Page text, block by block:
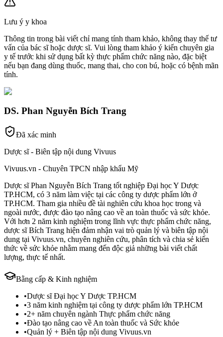
Lưu ý y khoa
Thông tin trong bài viết chỉ mang tính tham khảo, không thay thế tư
vấn của bác sĩ hoặc dược sĩ. Vui lòng tham khảo ý kiến chuyên gia
y tế trước khi sử dụng bất kỳ thực phẩm chức năng nào, đặc biệt
nếu bạn đang dùng thuốc, mang thai, cho con bú, hoặc có bệnh mãn
tính.
DS. Phan Nguyễn Bích Trang
Đã xác minh
Dược sĩ - Biên tập nội dung Vivuus
Vivuus.vn - Chuyên TPCN nhập khẩu Mỹ
Dược sĩ Phan Nguyễn Bích Trang tốt nghiệp Đại học Y Dược
TP.HCM, có 3 năm làm việc tại các công ty dược phẩm lớn ở
TP.HCM. Tham gia nhiều đề tài nghiên cứu khoa học trong và
ngoài nước, được đào tạo nâng cao về an toàn thuốc và sức khỏe.
Với hơn 2 năm kinh nghiệm trong lĩnh vực thực phẩm chức năng,
dược sĩ Bích Trang hiện đảm nhận vai trò quản lý và biên tập nội
dung tại Vivuus.vn, chuyên nghiên cứu, phân tích và chia sẻ kiến
thức về sức khỏe nhằm mang đến độc giả những bài viết chất
lượng, thực tế nhất.
Bằng cấp & Kinh nghiệm
•Dược sĩ Đại học Y Dược TP.HCM
•3 năm kinh nghiệm tại công ty dược phẩm lớn TP.HCM
•2+ năm chuyên ngành Thực phẩm chức năng
•Đào tạo nâng cao về An toàn thuốc và Sức khỏe
•Quản lý + Biên tập nội dung Vivuus.vn